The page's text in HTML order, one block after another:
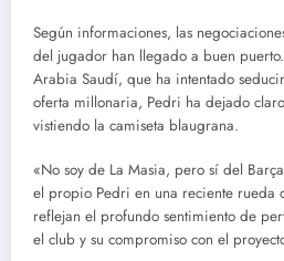
Según informaciones, las
del jugador han llegado a buen
Arabia Saudí, que ha intentado
oferta millonaria, Pedri ha dejado
vistiendo la camiseta blaugrana.
«No soy de La Masia, pero sí del
el propio Pedri en una reciente rueda
reflejan el profundo sentimiento de
el club y su compromiso con el